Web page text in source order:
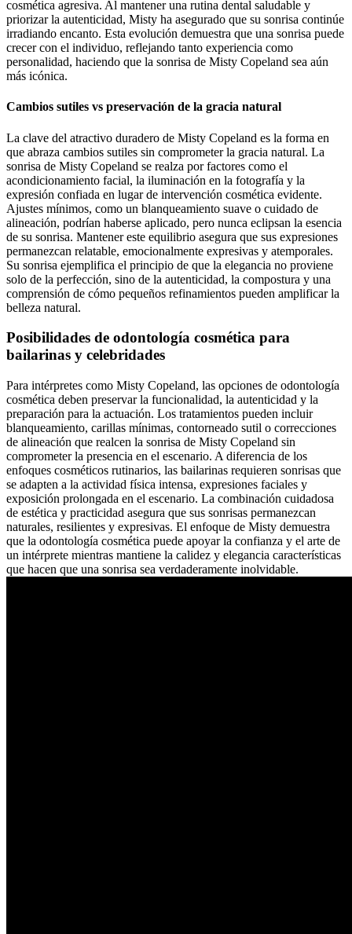
cosmética agresiva. Al mantener una rutina dental saludable y
priorizar la autenticidad, Misty ha asegurado que su sonrisa continúe
irradiando encanto. Esta evolución demuestra que una sonrisa puede
crecer con el individuo, reflejando tanto experiencia como
personalidad, haciendo que la sonrisa de Misty Copeland sea aún
más icónica.
Cambios sutiles vs preservación de la gracia natural
La clave del atractivo duradero de Misty Copeland es la forma en
que abraza cambios sutiles sin comprometer la gracia natural. La
sonrisa de Misty Copeland se realza por factores como el
acondicionamiento facial, la iluminación en la fotografía y la
expresión confiada en lugar de intervención cosmética evidente.
Ajustes mínimos, como un blanqueamiento suave o cuidado de
alineación, podrían haberse aplicado, pero nunca eclipsan la esencia
de su sonrisa. Mantener este equilibrio asegura que sus expresiones
permanezcan relatable, emocionalmente expresivas y atemporales.
Su sonrisa ejemplifica el principio de que la elegancia no proviene
solo de la perfección, sino de la autenticidad, la compostura y una
comprensión de cómo pequeños refinamientos pueden amplificar la
belleza natural.
Posibilidades de odontología cosmética para
bailarinas y celebridades
Para intérpretes como Misty Copeland, las opciones de odontología
cosmética deben preservar la funcionalidad, la autenticidad y la
preparación para la actuación. Los tratamientos pueden incluir
blanqueamiento, carillas mínimas, contorneado sutil o correcciones
de alineación que realcen la sonrisa de Misty Copeland sin
comprometer la presencia en el escenario. A diferencia de los
enfoques cosméticos rutinarios, las bailarinas requieren sonrisas que
se adapten a la actividad física intensa, expresiones faciales y
exposición prolongada en el escenario. La combinación cuidadosa
de estética y practicidad asegura que sus sonrisas permanezcan
naturales, resilientes y expresivas. El enfoque de Misty demuestra
que la odontología cosmética puede apoyar la confianza y el arte de
un intérprete mientras mantiene la calidez y elegancia características
que hacen que una sonrisa sea verdaderamente inolvidable.